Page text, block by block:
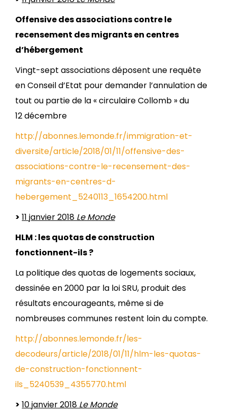
Offensive des associations contre le
recensement des migrants en centres
d’hébergement
Vingt-sept associations déposent une requête
en Conseil d’Etat pour demander l’annulation de
tout ou partie de la « circulaire Collomb » du
12 décembre
http://abonnes.lemonde.fr/immigration-et-
diversite/article/2018/01/11/offensive-des-
associations-contre-le-recensement-des-
migrants-en-centres-d-
hebergement_5240113_1654200.html
> 11 janvier 2018 Le Monde
HLM : les quotas de construction
fonctionnent-ils ?
La politique des quotas de logements sociaux,
dessinée en 2000 par la loi SRU, produit des
résultats encourageants, même si de
nombreuses communes restent loin du compte.
http://abonnes.lemonde.fr/les-
decodeurs/article/2018/01/11/hlm-les-quotas-
de-construction-fonctionnent-
ils_5240539_4355770.html
> 10 janvier 2018 Le Monde